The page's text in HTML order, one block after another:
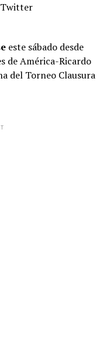
Twitter
este sábado desde
de América-Ricardo
del Torneo Clausura